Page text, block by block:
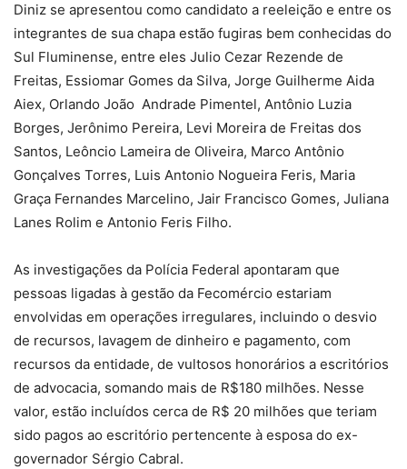
Diniz se apresentou como candidato a reeleição e entre os
integrantes de sua chapa estão fugiras bem conhecidas do
Sul Fluminense, entre eles Julio Cezar Rezende de
Freitas, Essiomar Gomes da Silva, Jorge Guilherme Aida
Aiex, Orlando João Andrade Pimentel, Antônio Luzia
Borges, Jerônimo Pereira, Levi Moreira de Freitas dos
Santos, Leôncio Lameira de Oliveira, Marco Antônio
Gonçalves Torres, Luis Antonio Nogueira Feris, Maria
Graça Fernandes Marcelino, Jair Francisco Gomes, Juliana
Lanes Rolim e Antonio Feris Filho.
As investigações da Polícia Federal apontaram que
pessoas ligadas à gestão da Fecomércio estariam
envolvidas em operações irregulares, incluindo o desvio
de recursos, lavagem de dinheiro e pagamento, com
recursos da entidade, de vultosos honorários a escritórios
de advocacia, somando mais de R$180 milhões. Nesse
valor, estão incluídos cerca de R$ 20 milhões que teriam
sido pagos ao escritório pertencente à esposa do ex-
governador Sérgio Cabral.